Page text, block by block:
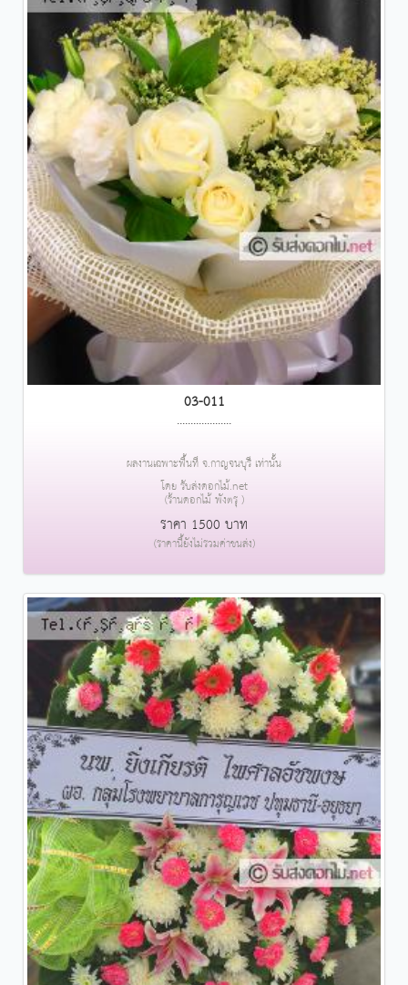
03-011
....................
ผลงานเฉพาะพื้นที่ จ.กาญจนบุรี เท่านั้น
โดย รับส่งดอกไม้.net
(ร้านดอกไม้ พังตรุ )
ราคา 1500 บาท
(ราคานี้ยังไม่รวมค่าขนส่ง)